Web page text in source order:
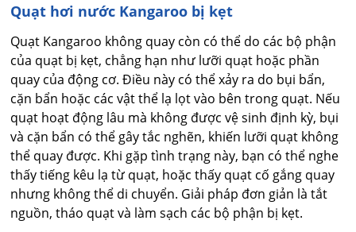
Quạt hơi nước Kangaroo bị kẹt
Quạt Kangaroo không quay còn có thể do các bộ phận
của quạt bị kẹt, chẳng hạn như lưỡi quạt hoặc phần
quay của động cơ. Điều này có thể xảy ra do bụi bẩn,
cặn bẩn hoặc các vật thể lạ lọt vào bên trong quạt. Nếu
quạt hoạt động lâu mà không được vệ sinh định kỳ, bụi
và cặn bẩn có thể gây tắc nghẽn, khiến lưỡi quạt không
thể quay được. Khi gặp tình trạng này, bạn có thể nghe
thấy tiếng kêu lạ từ quạt, hoặc thấy quạt cố gắng quay
nhưng không thể di chuyển. Giải pháp đơn giản là tắt
nguồn, tháo quạt và làm sạch các bộ phận bị kẹt.